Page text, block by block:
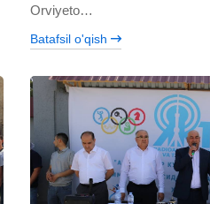
Orviyeto…
Batafsil o'qish